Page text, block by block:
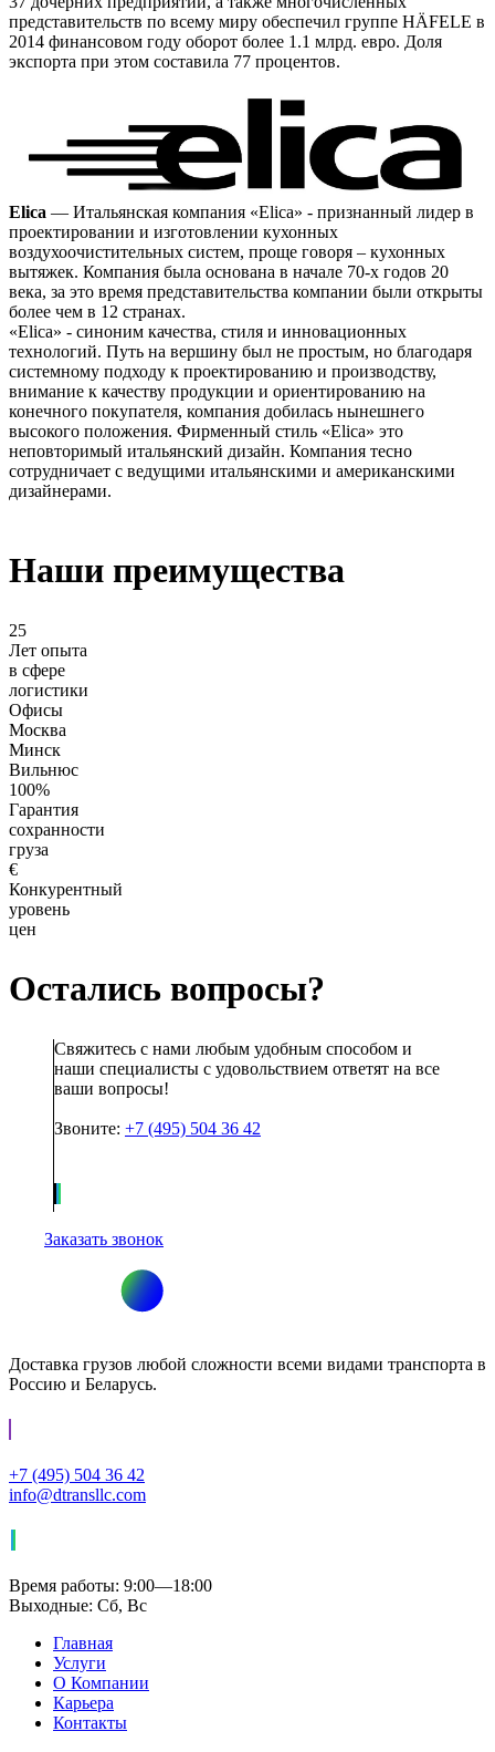
представительств по всему миру обеспечил группе HÄFELE в
2014 финансовом году оборот более 1.1 млрд. евро. Доля
экспорта при этом составила 77 процентов.
Elica — Итальянская компания «Elica» - признанный лидер в
проектировании и изготовлении кухонных
воздухоочистительных систем, проще говоря – кухонных
вытяжек. Компания была основана в начале 70-х годов 20
века, за это время представительства компании были открыты
более чем в 12 странах.
«Elica» - синоним качества, стиля и инновационных
технологий. Путь на вершину был не простым, но благодаря
системному подходу к проектированию и производству,
внимание к качеству продукции и ориентированию на
конечного покупателя, компания добилась нынешнего
высокого положения. Фирменный стиль «Elica» это
неповторимый итальянский дизайн. Компания тесно
сотрудничает с ведущими итальянскими и американскими
дизайнерами.
Наши преимущества
25
Лет опыта
в сфере
логистики
Офисы
Москва
Минск
Вильнюс
100%
Гарантия
сохранности
груза
€
Конкурентный
уровень
цен
Остались вопросы?
Свяжитесь с нами любым удобным способом и
наши специалисты с удовольствием ответят на все
ваши вопросы!
Звоните: +7 (495) 504 36 42
Заказать звонок
Доставка грузов любой сложности всеми видами транспорта в
Россию и Беларусь.
+7 (495) 504 36 42
info@dtransllc.com
Время работы: 9:00—18:00
Выходные: Сб, Вс
Главная
Услуги
О Компании
Карьера
Контакты